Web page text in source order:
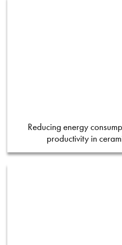
Reducing energy
productivity in